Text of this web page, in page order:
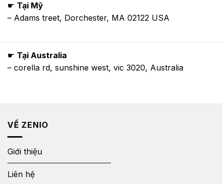
☛ Tại Mỹ
– Adams treet, Dorchester, MA 02122 USA
☛ Tại Australia
– corella rd, sunshine west, vic 3020, Australia
VỀ ZENIO
Giới thiệu
Liên hệ